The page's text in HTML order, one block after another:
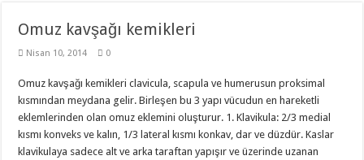
Omuz kavşağı kemikleri
Nisan 10, 2014 0
Omuz kavşağı kemikleri clavicula, scapula ve humerusun proksimal
kısmından meydana gelir. Birleşen bu 3 yapı vücudun en hareketli
eklemlerinden olan omuz eklemini oluşturur. 1. Klavikula: 2/3 medial
kısmı konveks ve kalın, 1/3 lateral kısmı konkav, dar ve düzdür. Kaslar
klavikulaya sadece alt ve arka taraftan yapışır ve üzerinde uzanan